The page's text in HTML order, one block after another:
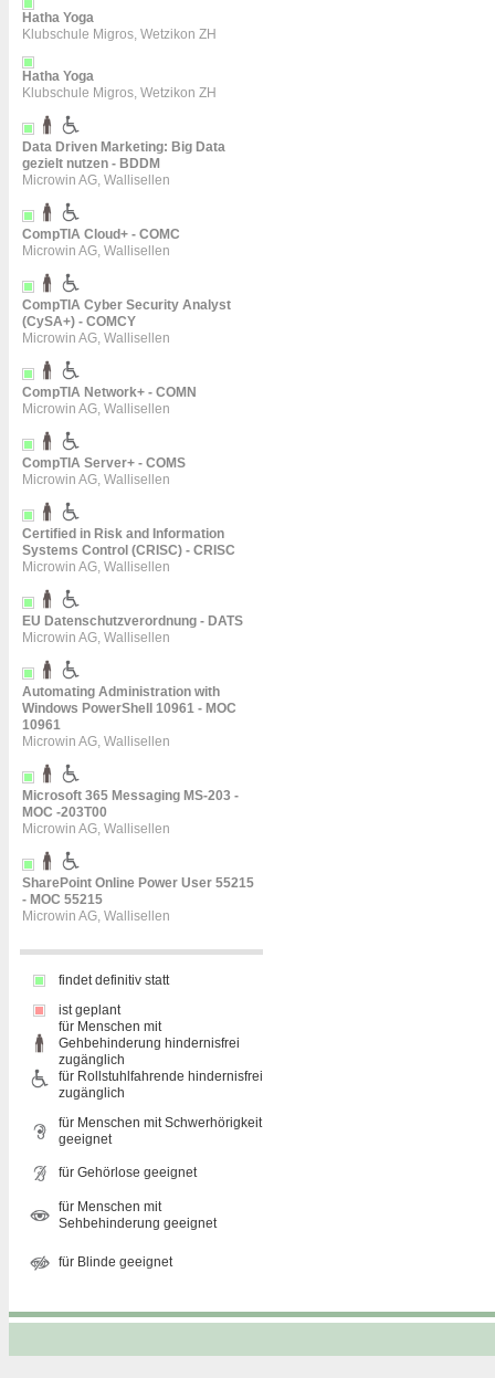
Hatha Yoga
Klubschule Migros, Wetzikon ZH
Hatha Yoga
Klubschule Migros, Wetzikon ZH
Data Driven Marketing: Big Data
gezielt nutzen - BDDM
Microwin AG, Wallisellen
CompTIA Cloud+ - COMC
Microwin AG, Wallisellen
CompTIA Cyber Security Analyst
(CySA+) - COMCY
Microwin AG, Wallisellen
CompTIA Network+ - COMN
Microwin AG, Wallisellen
CompTIA Server+ - COMS
Microwin AG, Wallisellen
Certified in Risk and Information
Systems Control (CRISC) - CRISC
Microwin AG, Wallisellen
EU Datenschutzverordnung - DATS
Microwin AG, Wallisellen
Automating Administration with
Windows PowerShell 10961 - MOC
10961
Microwin AG, Wallisellen
Microsoft 365 Messaging MS-203 -
MOC -203T00
Microwin AG, Wallisellen
SharePoint Online Power User 55215
- MOC 55215
Microwin AG, Wallisellen
findet definitiv statt
ist geplant
für Menschen mit
Gehbehinderung hindernisfrei
zugänglich
für Rollstuhlfahrende hindernisfrei
zugänglich
für Menschen mit Schwerhörigkeit
geeignet
für Gehörlose geeignet
für Menschen mit
Sehbehinderung geeignet
für Blinde geeignet